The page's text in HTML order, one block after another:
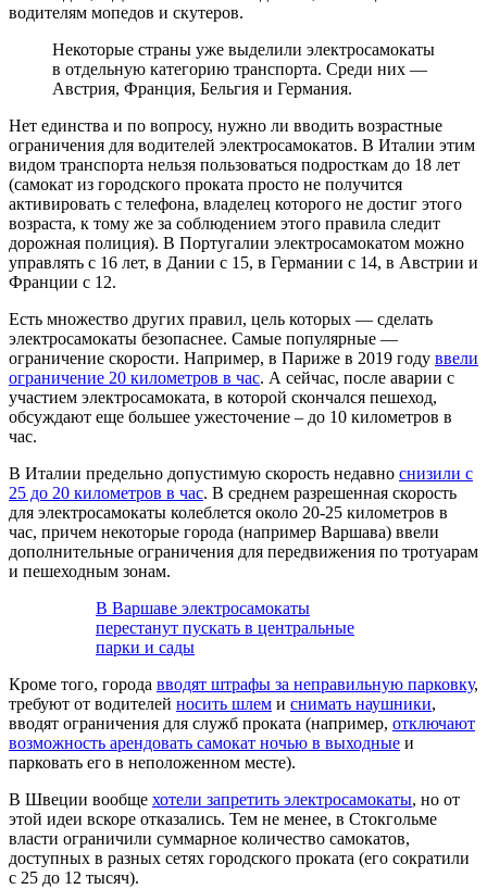
водителям мопедов и скутеров.
Некоторые страны уже выделили электросамокаты
в отдельную категорию транспорта. Среди них —
Австрия, Франция, Бельгия и Германия.
Нет единства и по вопросу, нужно ли вводить возрастные
ограничения для водителей электросамокатов. В Италии этим
видом транспорта нельзя пользоваться подросткам до 18 лет
(самокат из городского проката просто не получится
активировать с телефона, владелец которого не достиг этого
возраста, к тому же за соблюдением этого правила следит
дорожная полиция). В Португалии электросамокатом можно
управлять с 16 лет, в Дании с 15, в Германии с 14, в Австрии и
Франции с 12.
Есть множество других правил, цель которых — сделать
электросамокаты безопаснее. Самые популярные —
ограничение скорости. Например, в Париже в 2019 году ввели
ограничение 20 километров в час. А сейчас, после аварии с
участием электросамоката, в которой скончался пешеход,
обсуждают еще большее ужесточение – до 10 километров в
час.
В Италии предельно допустимую скорость недавно снизили с
25 до 20 километров в час. В среднем разрешенная скорость
для электросамокаты колеблется около 20-25 километров в
час, причем некоторые города (например Варшава) ввели
дополнительные ограничения для передвижения по тротуарам
и пешеходным зонам.
В Варшаве электросамокаты
перестанут пускать в центральные
парки и сады
Кроме того, города вводят штрафы за неправильную парковку,
требуют от водителей носить шлем и снимать наушники,
вводят ограничения для служб проката (например, отключают
возможность арендовать самокат ночью в выходные и
парковать его в неположенном месте).
В Швеции вообще хотели запретить электросамокаты, но от
этой идеи вскоре отказались. Тем не менее, в Стокгольме
власти ограничили суммарное количество самокатов,
доступных в разных сетях городского проката (его сократили
с 25 до 12 тысяч).